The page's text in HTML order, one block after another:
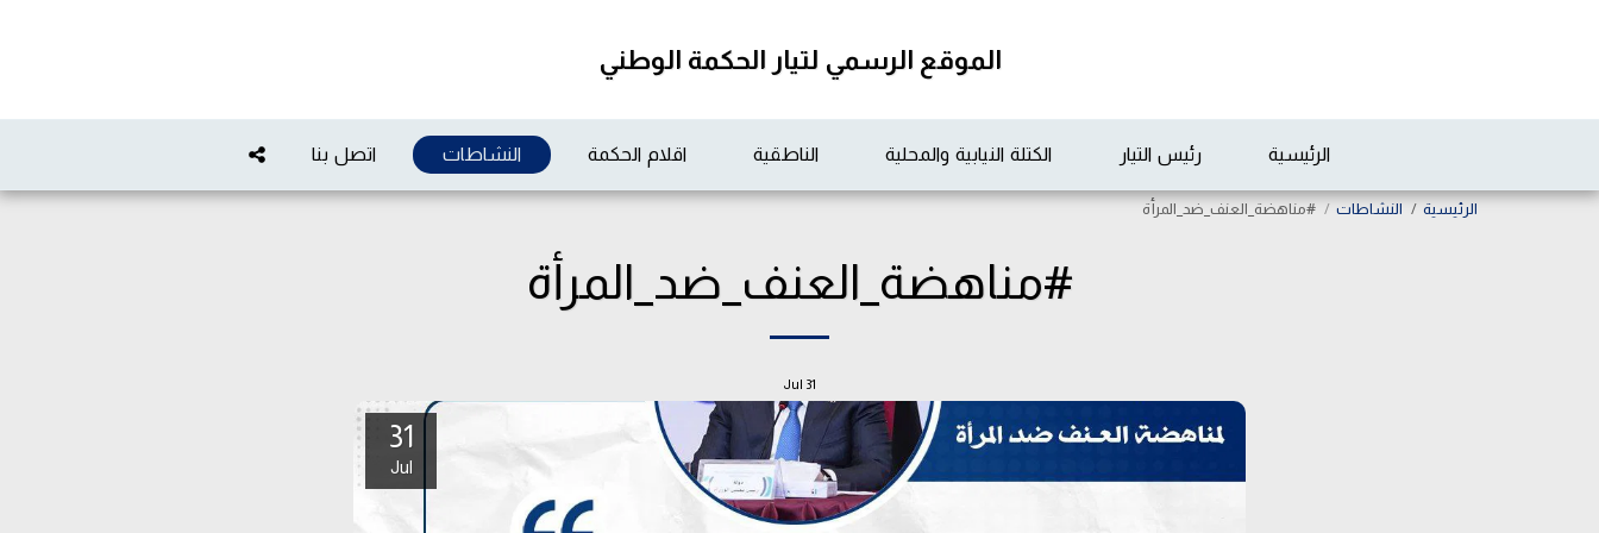
الموقع الرسمي لتيار الحكمة الوطني
الرئيسية رئيس التيار الكتلة النيابية والمحلية الناطقية اقلام الحكمة النشاطات اتصل بنا
الرئيسية النشاطات #مناهضة_العنف_ضد_المرأة
#مناهضة_العنف_ضد_المرأة
31
Jul
31
Jul